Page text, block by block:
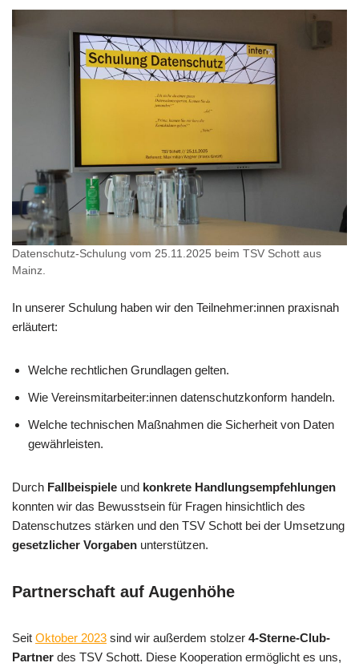
Datenschutz-Schulung vom 25.11.2025 beim TSV Schott aus
Mainz.
In unserer Schulung haben wir den Teilnehmer:innen praxisnah
erläutert:
Welche rechtlichen Grundlagen gelten.
Wie Vereinsmitarbeiter:innen datenschutzkonform handeln.
Welche technischen Maßnahmen die Sicherheit von Daten
gewährleisten.
Durch Fallbeispiele und konkrete Handlungsempfehlungen
konnten wir das Bewusstsein für Fragen hinsichtlich des
Datenschutzes stärken und den TSV Schott bei der Umsetzung
gesetzlicher Vorgaben unterstützen.
Partnerschaft auf Augenhöhe
Seit Oktober 2023 sind wir außerdem stolzer 4-Sterne-Club-
Partner des TSV Schott. Diese Kooperation ermöglicht es uns,